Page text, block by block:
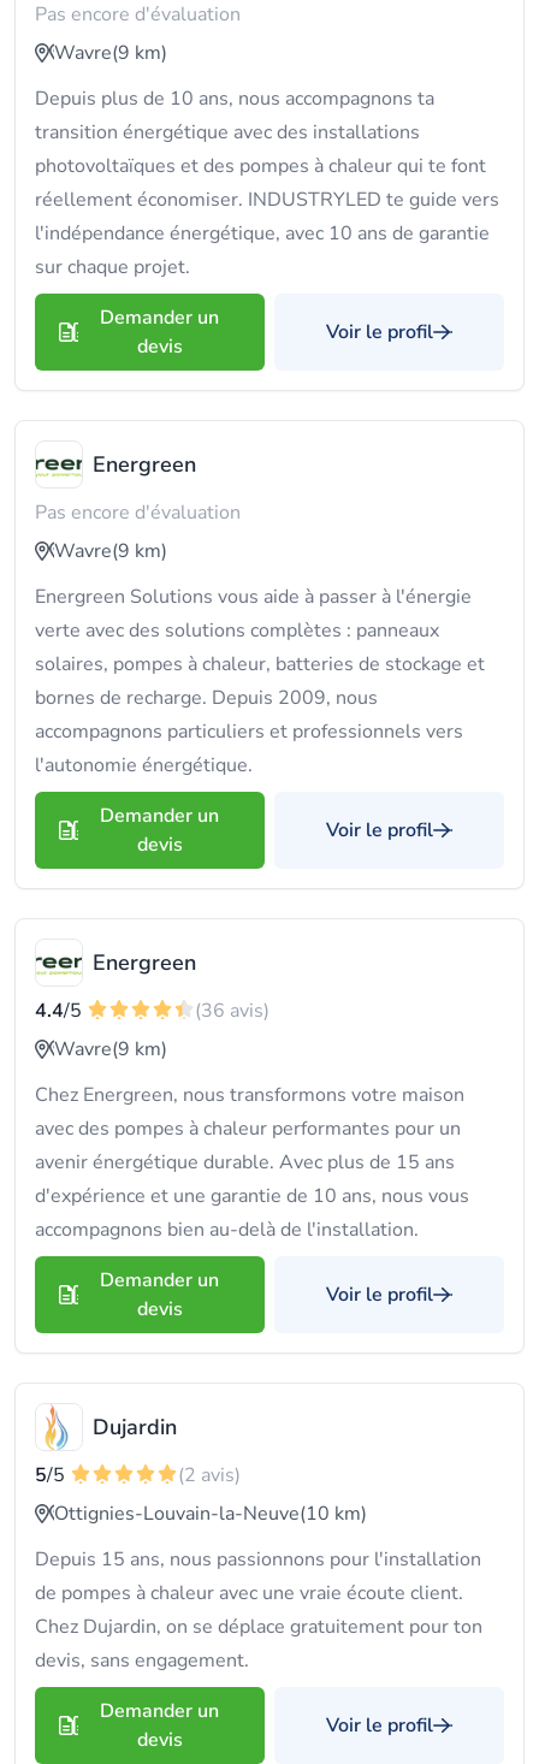
Pas encore d'évaluation
Wavre(9 km)
Depuis plus de 10 ans, nous accompagnons ta
transition énergétique avec des installations
photovoltaïques et des pompes à chaleur qui te font
réellement économiser. INDUSTRYLED te guide vers
l'indépendance énergétique, avec 10 ans de garantie
sur chaque projet.
Demander un
devis
Voir le profil
Energreen
Pas encore d'évaluation
Wavre(9 km)
Energreen Solutions vous aide à passer à l'énergie
verte avec des solutions complètes : panneaux
solaires, pompes à chaleur, batteries de stockage et
bornes de recharge. Depuis 2009, nous
accompagnons particuliers et professionnels vers
l'autonomie énergétique.
Demander un
devis
Voir le profil
Energreen
4.4/5
(36 avis)
Wavre(9 km)
Chez Energreen, nous transformons votre maison
avec des pompes à chaleur performantes pour un
avenir énergétique durable. Avec plus de 15 ans
d'expérience et une garantie de 10 ans, nous vous
accompagnons bien au-delà de l'installation.
Demander un
devis
Voir le profil
Dujardin
5/5
(2 avis)
Ottignies-Louvain-la-Neuve(10 km)
Depuis 15 ans, nous passionnons pour l'installation
de pompes à chaleur avec une vraie écoute client.
Chez Dujardin, on se déplace gratuitement pour ton
devis, sans engagement.
Demander un
devis
Voir le profil